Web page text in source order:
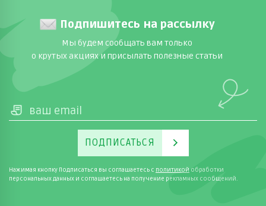
Подпишитесь на рассылку
Мы будем сообщать вам только
о крутых акциях и присылать полезные статьи
ПОДПИСАТЬСЯ
Нажимая кнопку Подписаться вы соглашаетесь с политикой обработки
персональных данных и соглашаетесь на получение рекламных сообщений.